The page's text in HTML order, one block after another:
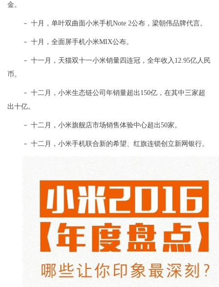
金。
－ 十月，单叶双曲面小米手机Note 2公布，梁朝伟品牌代言。
－ 十月，全面屏手机小米MIX公布。
－ 十一月，天猫双十一小米销量四连冠，全年收入12.95亿人民
币。
－ 十二月，小米生态链公司年销量超出150亿，在其中三家超
出十亿。
－ 十二月，小米旗舰店市场销售体验中心超出50家。
－ 十二月，小米手机联合新的希望、红旗连锁创立新网银行。